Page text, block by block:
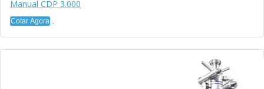
Manual CDP 3.000
Cotar Agora